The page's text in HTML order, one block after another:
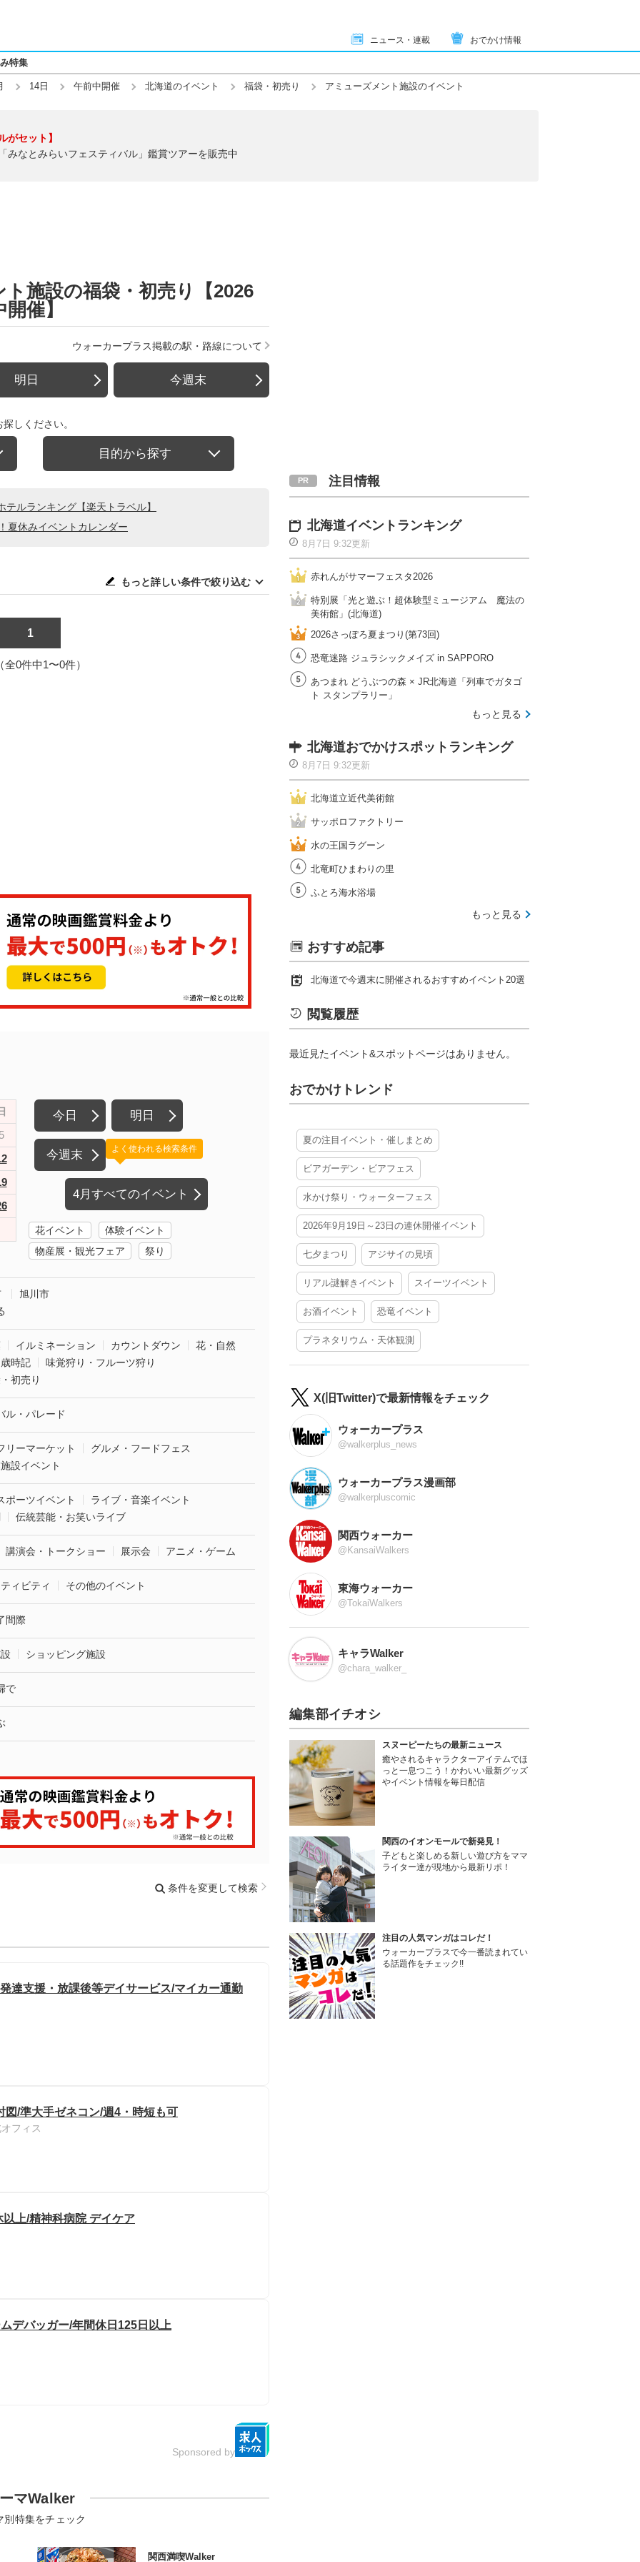
ニュース・連載 おでかけ情報
特集
14日 午前中開催 北海道のイベント 福袋・初売り アミューズメント施設のイベント
がセット】
みなとみらいフェスティバル」鑑賞ツアーを販売中
施設の福袋・初売り【2026
催】
ウォーカープラス掲載の駅・路線について
明日 今週末
しください。
目的から探す
ルランキング【楽天トラベル】
夏休みイベントカレンダー
もっと詳しい条件で絞り込む
1
全0件中1〜0件）
今日 明日
今週末
4月すべてのイベント
よく使われる検索条件
花イベント
体験イベント
物産展・観光フェア
祭り
旭川市
イルミネーション カウントダウン
花・自然
時記
味覚狩り・フルーツ狩り
初売り
ル・パレード
リーマーケット
グルメ・フードフェス
設イベント
ポーツイベント
ライブ・音楽イベント
伝統芸能・お笑いライブ
講演会・トークショー 展示会 アニメ・ゲーム
ィビティ その他のイベント
間際
ショッピング施設
で
条件を変更して検索
達支援・放課後等デイサービス/マイカー通勤
/準大手ゼネコン/週4・時短も可
フィス
上/精神科病院 デイケア
デバッガー/年間休日125日以上
Sponsored by
マWalker
別特集をチェック
関西満喫Walker
注目情報
北海道イベントランキング
8月7日 9:32更新
赤れんがサマーフェスタ2026
特別展「光と遊ぶ！超体験型ミュージアム 魔法の
美術館」(北海道)
2026さっぽろ夏まつり(第73回)
恐竜迷路 ジュラシックメイズ in SAPPORO
あつまれ どうぶつの森 × JR北海道「列車でガタゴ
ト スタンプラリー」
もっと見る
北海道おでかけスポットランキング
8月7日 9:32更新
北海道立近代美術館
サッポロファクトリー
水の王国ラグーン
北竜町ひまわりの里
ふとろ海水浴場
もっと見る
おすすめ記事
北海道で今週末に開催されるおすすめイベント20選
閲覧履歴
最近見たイベント&スポットページはありません。
おでかけトレンド
夏の注目イベント・催しまとめ
ビアガーデン・ビアフェス
水かけ祭り・ウォーターフェス
2026年9月19日～23日の連休開催イベント
七夕まつり アジサイの見頃
リアル謎解きイベント スイーツイベント
お酒イベント 恐竜イベント
プラネタリウム・天体観測
X(旧Twitter)で最新情報をチェック
ウォーカープラス
@walkerplus_news
ウォーカープラス漫画部
@walkerpluscomic
関西ウォーカー
@KansaiWalkers
東海ウォーカー
@TokaiWalkers
キャラWalker
@chara_walker_
編集部イチオシ
スヌーピーたちの最新ニュース
癒やされるキャラクターアイテムでほ
っと一息つこう！かわいい最新グッズ
やイベント情報を毎日配信
関西のイオンモールで新発見！
子どもと楽しめる新しい遊び方をママ
ライター達が現地から最新リポ！
注目の人気マンガはコレだ！
ウォーカープラスで今一番読まれてい
る話題作をチェック!!